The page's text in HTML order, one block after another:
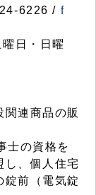
6226 / f
日・日曜
連商品の販
士の資格を
し、個人住宅
錠前（電気錠